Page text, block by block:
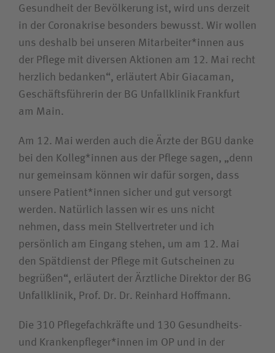
Gesundheit der Bevölkerung ist, wird uns derzeit
in der Coronakrise besonders bewusst. Wir wollen
uns deshalb bei unseren Mitarbeiter*innen aus
der Pflege mit diversen Aktionen am 12. Mai recht
herzlich bedanken“, erläutert Abir Giacaman,
Geschäfts­führerin der BG Unfallklinik Frankfurt
am Main.
Am 12. Mai werden auch die Ärzte der BGU danke
bei den Kolleg*innen aus der Pflege sagen, „denn
nur gemeinsam können wir dafür sorgen, dass
unsere Patient*innen sicher und gut versorgt
werden. Natürlich lassen wir es uns nicht
nehmen, dass mein Stellvertreter und ich
persönlich am Eingang stehen, um am 12. Mai
den Spätdienst der Pflege mit Gutscheinen zu
begrüßen“, erläutert der Ärztliche Direktor der BG
Unfallklinik, Prof. Dr. Dr. Reinhard Hoffmann.
Die 310 Pflegefachkräfte und 130 Gesundheits-
und Krankenpfleger*innen im OP und in der